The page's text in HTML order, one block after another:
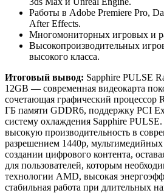
Работы в Adobe Premiere Pro,
After Effects.
Многомониторных игровых и
Высокопроизводительных
высокого класса.
Итоговый вывод: Sapphire PULSE
12GB — современная видеокарта
сочетающая графический процессор
ГБ памяти GDDR6, поддержку PCI
систему охлаждения Sapphire
высокую производительность в
разрешением 1440p,
создании цифрового контента,
для пользователей, которым
технологии AMD, высокая
стабильная работа при длительных